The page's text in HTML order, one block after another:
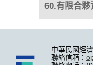
60.有限合
中華民國經
聯絡信箱：